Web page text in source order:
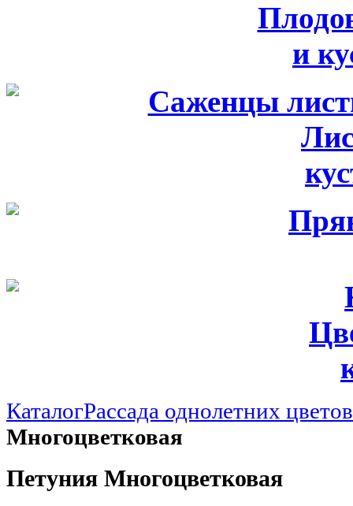
и
КаталогРассада однолетних
Многоцветковая
Петуния Многоцветковая